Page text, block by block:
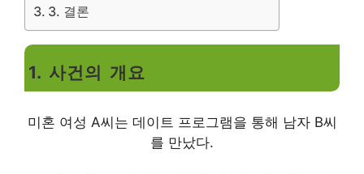
3. 결론
1. 사건의 개요
미혼 여성 A씨는 데이트 프로그램을 통해 남자 B씨
를 만났다.